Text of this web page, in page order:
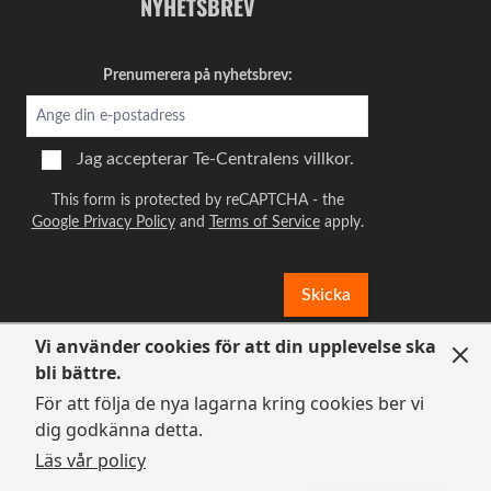
Vi använder cookies för att din upplevelse ska
bli bättre.
För att följa de nya lagarna kring cookies ber vi
dig godkänna detta.
Läs vår policy
Kvalitet
Prisvärd
Underbart & prisvärt
Av Linnea 2023-03-02
Fantastiskt bra matcha!
Har testat några billigare varianter förr som
aldrig vågat ha såpass hög koncentration av
te i vattnet som man egentligen ska. Men med
detta är det gott oavsett om du vill dricka med
lägre koncentration eller högre för att få ett
tjockare matchate. Visst, det är en smak att
vänja sig vid om man inte är van vid gröna
teer utan sötma.
NYHETSBREV
Prenumerera på nyhetsbrev:
Jag accepterar Te-Centralens villkor.
This form is protected by reCAPTCHA - the
Google Privacy Policyand Terms of Serviceapply.
Skicka